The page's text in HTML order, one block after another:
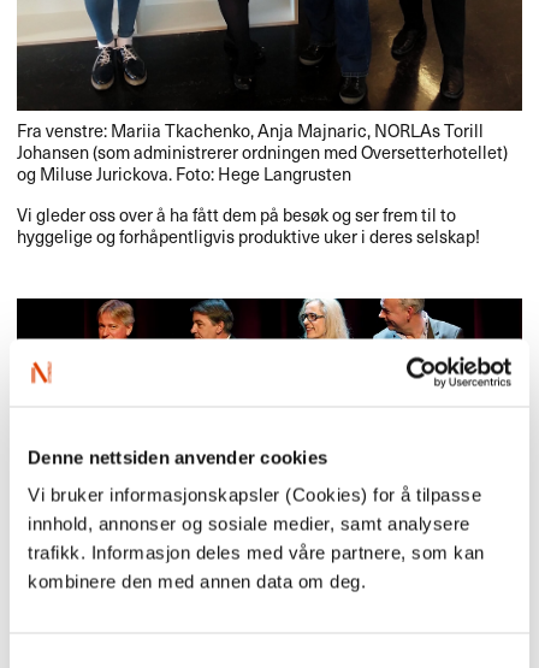
Denne nettsiden anvender cookies
Vi bruker informasjonskapsler (Cookies) for å tilpasse
innhold, annonser og sosiale medier, samt analysere
trafikk. Informasjon deles med våre partnere, som kan
kombinere den med annen data om deg.
Fra venstre: Mariia Tkachenko, Anja Majnaric, NORLAs Torill
Johansen (som administrerer ordningen med Oversetterhotellet)
og Miluse Jurickova. Foto: Hege Langrusten
Vi gleder oss over å ha fått dem på besøk og ser frem til to
hyggelige og forhåpentligvis produktive uker i deres selskap!